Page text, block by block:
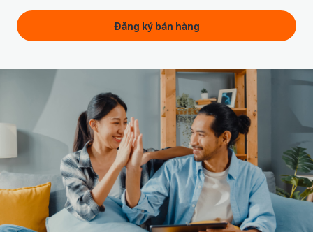
Đăng ký bán hàng